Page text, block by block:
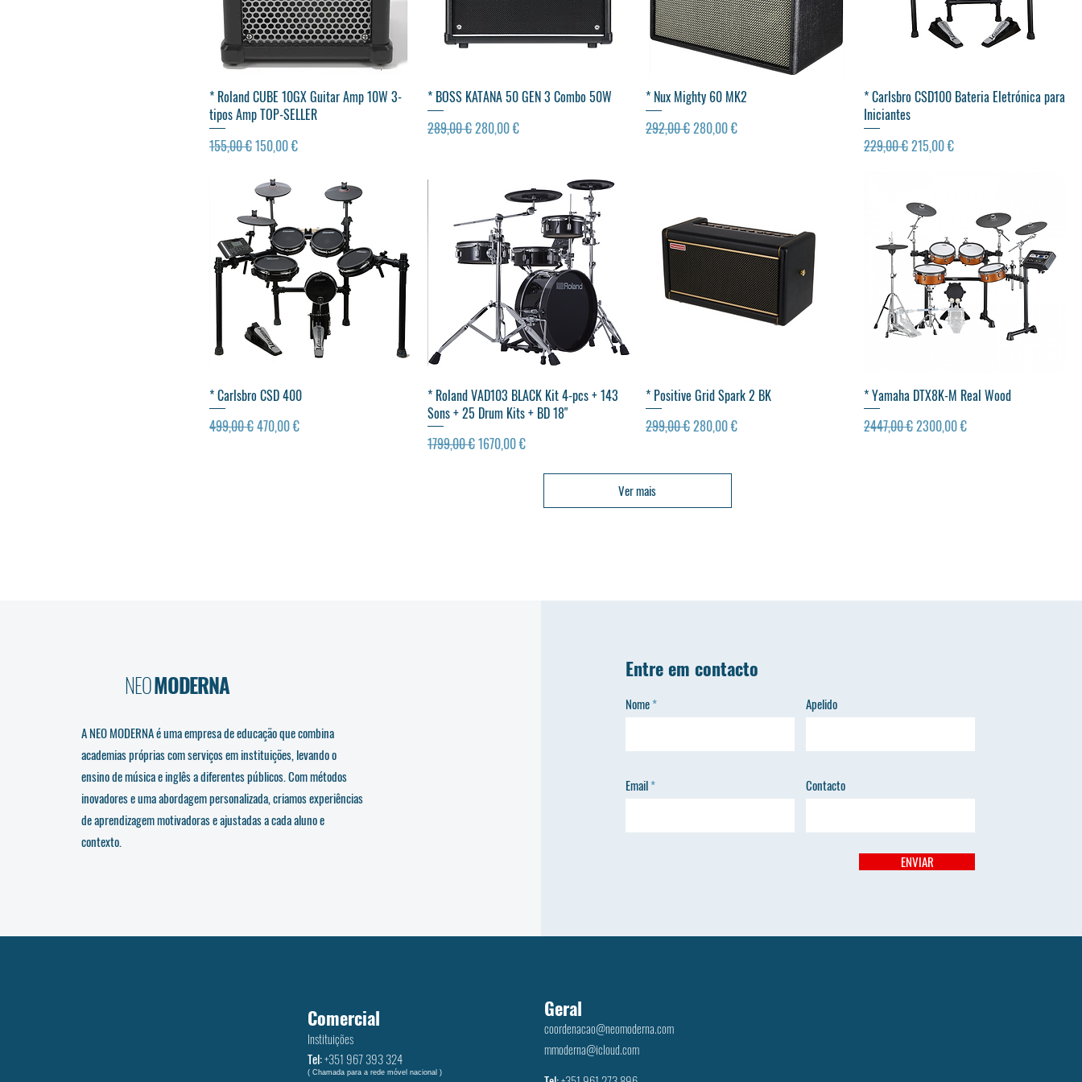
Visualização rápida
* Roland CUBE 10GX Guitar Amp 10W 3-
tipos Amp TOP-SELLER
Preço normal
155,00 €Preço promocional
150,00 €
Visualização rápida
* BOSS KATANA 50 GEN 3 Combo 50W
Preço normal
289,00 €Preço promocional
280,00 €
Visualização rápida
* Nux Mighty 60 MK2
Preço normal
292,00 €Preço promocional
280,00 €
Visualização rápida
* Carlsbro CSD100 Bateria Eletrónica para
Iniciantes
Preço normal
229,00 €Preço promocional
215,00 €
Visualização rápida
* Carlsbro CSD 400
Preço normal
499,00 €Preço promocional
470,00 €
Visualização rápida
* Roland VAD103 BLACK Kit 4-pcs + 143
Sons + 25 Drum Kits + BD 18"
Preço normal
1799,00 €Preço promocional
1670,00 €
Visualização rápida
* Positive Grid Spark 2 BK
Preço normal
299,00 €Preço promocional
280,00 €
Visualização rápida
* Yamaha DTX8K-M Real Wood
Preço normal
2447,00 €Preço promocional
2300,00 €
Ver mais
NEOMODERNA
A NEO MODERNA é uma empresa de educação que combina
academias próprias com serviços em instituições, levando o
ensino de música e inglês a diferentes públicos. Com métodos
inovadores e uma abordagem personalizada, criamos experiências
de aprendizagem motivadoras e ajustadas a cada aluno e
contexto.
Entre em contacto
Nome Apelido
Email Contacto
ENVIAR
Comercial
Instituições
Tel:+351 ‭967 393 324
( Chamada para a rede móvel nacional )
Geral
coordenacao@neomoderna.com
mmoderna@icloud.com